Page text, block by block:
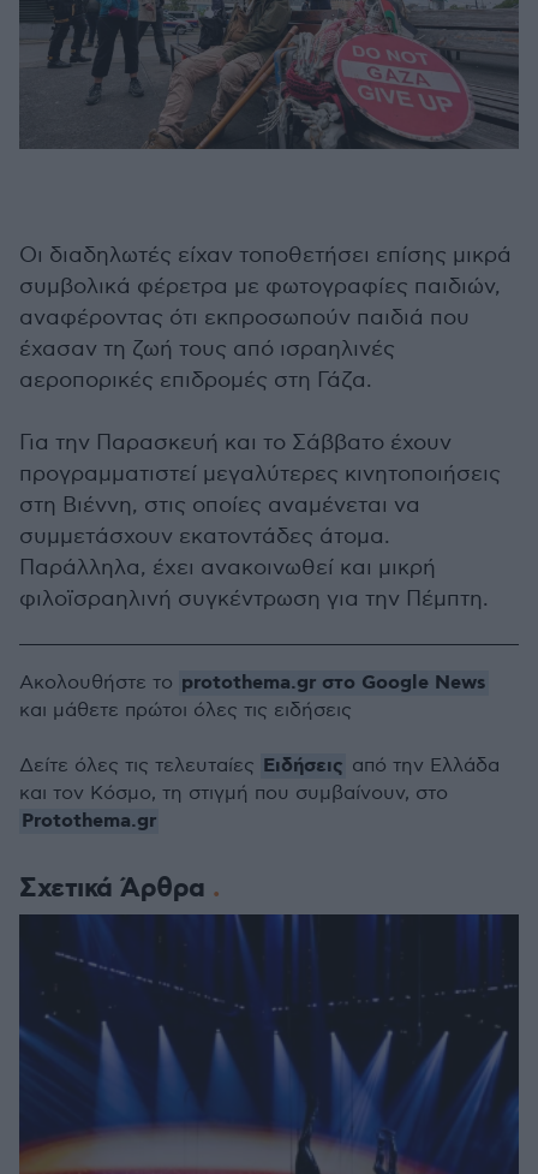
Οι διαδηλωτές είχαν τοποθετήσει επίσης μικρά
συμβολικά φέρετρα με φωτογραφίες παιδιών,
αναφέροντας ότι εκπροσωπούν παιδιά που
έχασαν τη ζωή τους από ισραηλινές
αεροπορικές επιδρομές στη Γάζα.
Για την Παρασκευή και το Σάββατο έχουν
προγραμματιστεί μεγαλύτερες κινητοποιήσεις
στη Βιέννη, στις οποίες αναμένεται να
συμμετάσχουν εκατοντάδες άτομα.
Παράλληλα, έχει ανακοινωθεί και μικρή
φιλοϊσραηλινή συγκέντρωση για την Πέμπτη.
Σχετικά Άρθρα
Ακολουθήστε το protothema.gr στο Google News
και μάθετε πρώτοι όλες τις ειδήσεις
Δείτε όλες τις τελευταίες Ειδήσεις από την Ελλάδα
και τον Κόσμο, τη στιγμή που συμβαίνουν, στο
Protothema.gr